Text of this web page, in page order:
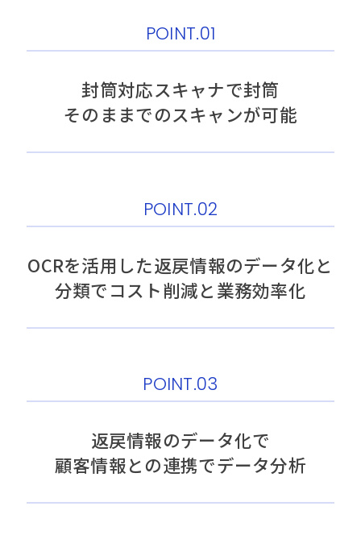
POINT.01
封筒対応スキャナで封筒
そのままでのスキャンが可能
POINT.02
OCRを活用した返戻情報のデータ化と
分類でコスト削減と業務効率化
POINT.03
返戻情報のデータ化で
顧客情報との連携でデータ分析